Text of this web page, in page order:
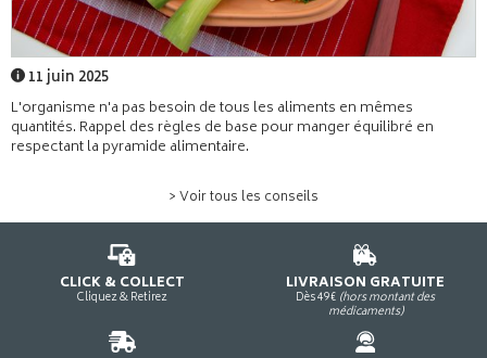
11 juin 2025
L'organisme n'a pas besoin de tous les aliments en mêmes
quantités. Rappel des règles de base pour manger équilibré en
respectant la pyramide alimentaire.
> Voir tous les conseils
CLICK & COLLECT
Cliquez & Retirez
LIVRAISON GRATUITE
Dès 49€ (hors montant des
médicaments)